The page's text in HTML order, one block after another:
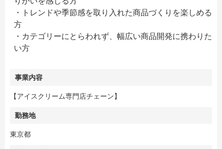
・トレンドや季節感を取り入れた商品づくりを楽しめる
方
・カテゴリーにとらわれず、幅広い商品開発に携わりた
い方
事業内容
【アイスクリーム専門店チェーン】
勤務地
東京都